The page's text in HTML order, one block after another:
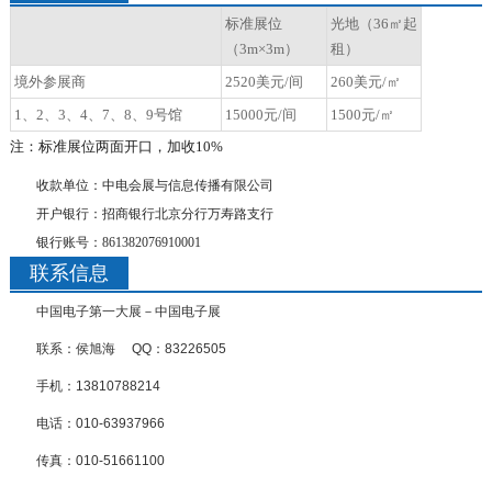
标准展位
（3m×3m）
光地（36㎡起
租）
境外参展商 2520美元/间 260美元/㎡
1、2、3、4、7、8、9号馆 15000元/间 1500元/㎡
注：标准展位两面开口，加收10%
收款单位：中电会展与信息传播有限公司
开户银行：招商银行北京分行万寿路支行
银行账号：861382076910001
联系信息
中国电子第一大展－中国电子展
联系：侯旭海 QQ：83226505
手机：13810788214
电话：010-63937966
传真：010-51661100